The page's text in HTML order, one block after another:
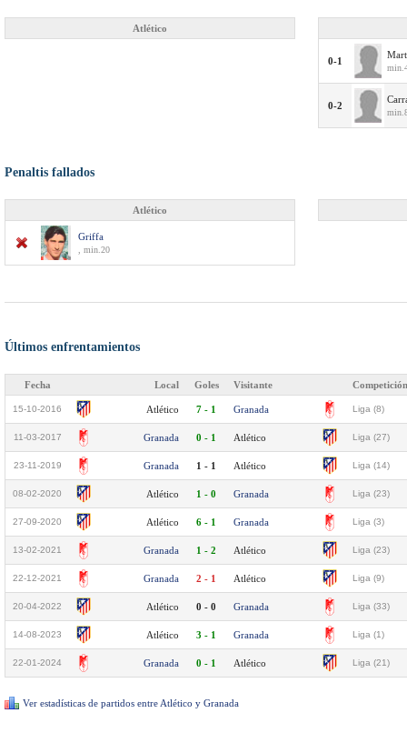
Atlético
0-1
0-2
Penaltis fallados
Atlético
Griffa
, min.20
Últimos enfrentamientos
Fecha Local Goles Visitante Competición
15-10-2016 Atlético 7 - 1 Granada Liga (8)
11-03-2017 Granada 0 - 1 Atlético Liga (27)
23-11-2019 Granada 1 - 1 Atlético Liga (14)
08-02-2020 Atlético 1 - 0 Granada Liga (23)
27-09-2020 Atlético 6 - 1 Granada Liga (3)
13-02-2021 Granada 1 - 2 Atlético Liga (23)
22-12-2021 Granada 2 - 1 Atlético Liga (9)
20-04-2022 Atlético 0 - 0 Granada Liga (33)
14-08-2023 Atlético 3 - 1 Granada Liga (1)
22-01-2024 Granada 0 - 1 Atlético Liga (21)
Ver estadísticas de partidos entre Atlético y Granada